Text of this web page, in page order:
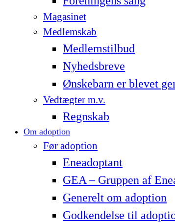
Magasinet
Medlemskab
Medlemstilbud
Nyhedsbreve
Ønskebarn er blevet
Vedtægter m.v.
Regnskab
Om adoption
Før adoption
Eneadoptant
GEA – Gruppen af
Generelt om adoption
Godkendelse til